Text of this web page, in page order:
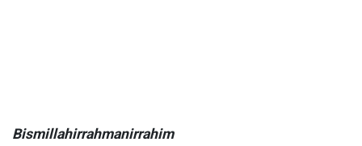
Bismillahirrahmanirrahim